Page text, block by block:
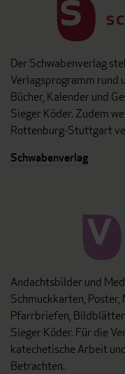
Der Schwabenverlag
Verlagsprogramm rund
Bücher, Kalender und
Sieger Köder. Zudem
Rottenburg-Stuttgart
Schwabenverlag
Andachtsbilder und
Schmuckkarten,
Pfarrbriefen,
Sieger Köder. Für die
katechetische Arbeit
Betrachten.